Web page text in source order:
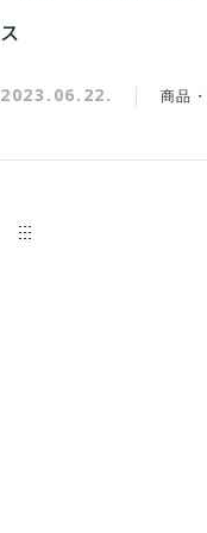
ス
2023.06.22. 商品